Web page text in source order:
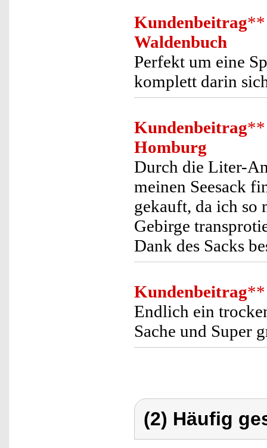
Kundenbeitrag**
Waldenbuch
Perfekt um eine
komplett darin
Kundenbeitrag**
Homburg
Durch die Liter-
meinen Seesack
gekauft, da ich so
Gebirge
Dank des Sacks
Kundenbeitrag**
Endlich ein
Sache und Super
(2) Häufig